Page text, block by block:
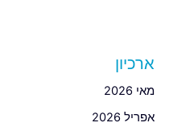
ארכיון
מאי 2026
אפריל 2026